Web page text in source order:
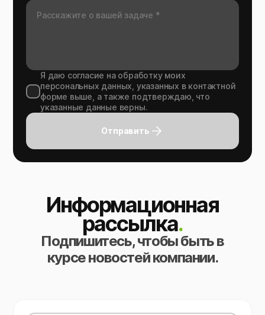
Я даю согласие на обработку моих
персональных данных, указанных в контактной
форме выше, а также подтверждаю, что
указанные данные верны.
Отправить
Информационная
рассылка.
Подпишитесь, чтобы быть в
курсе новостей компании.